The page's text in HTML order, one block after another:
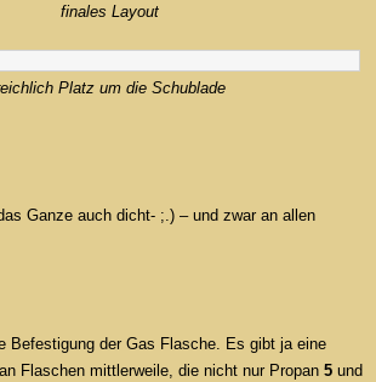
finales Layout
Platz um die Schublade
Ganze auch dicht- ;.) – und zwar an allen
Befestigung der Gas Flasche. Es gibt ja eine
Flaschen mittlerweile, die nicht nur Propan 5 und